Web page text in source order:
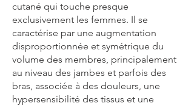
cutané qui touche presque
exclusivement les femmes. Il se
caractérise par une augmentation
disproportionnée et symétrique du
volume des membres, principalement
au niveau des jambes et parfois des
bras, associée à des douleurs, une
hypersensibilité des tissus et une